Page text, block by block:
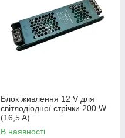
Блок живлення 12 V для
світлодіодної стрічки 200 W
(16,5 A)
В наявності